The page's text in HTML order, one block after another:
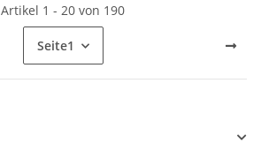
Artikel 1 - 20 von 190
Seite1